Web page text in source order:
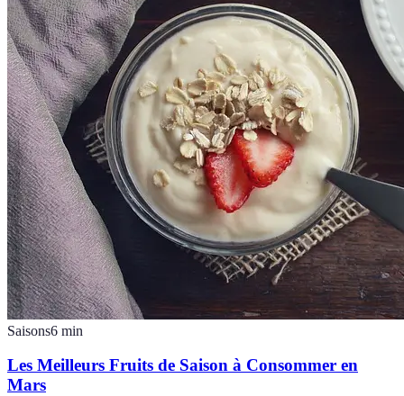
Saisons6 min
Les Meilleurs Fruits de Saison à Consommer en
Mars